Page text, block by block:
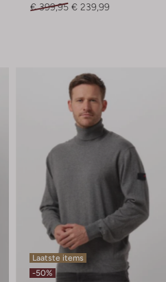
€ 399,95 € 239,99
Laatste items
-50%